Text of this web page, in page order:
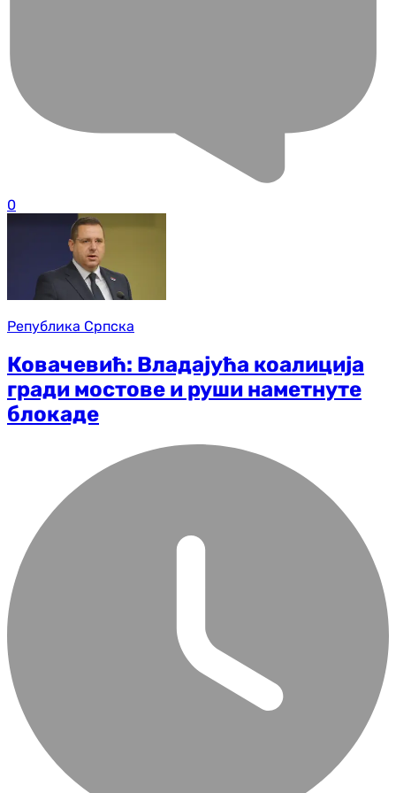
0
Република Српска
Ковачевић: Владајућа коалиција
гради мостове и руши наметнуте
блокаде